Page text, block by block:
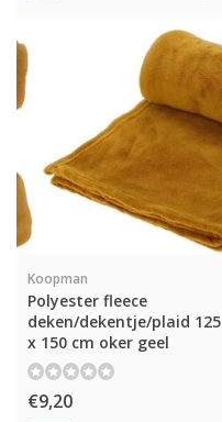
Koopman
Polyester fleece
deken/dekentje/plaid 125
x 150 cm oker geel
€9,20